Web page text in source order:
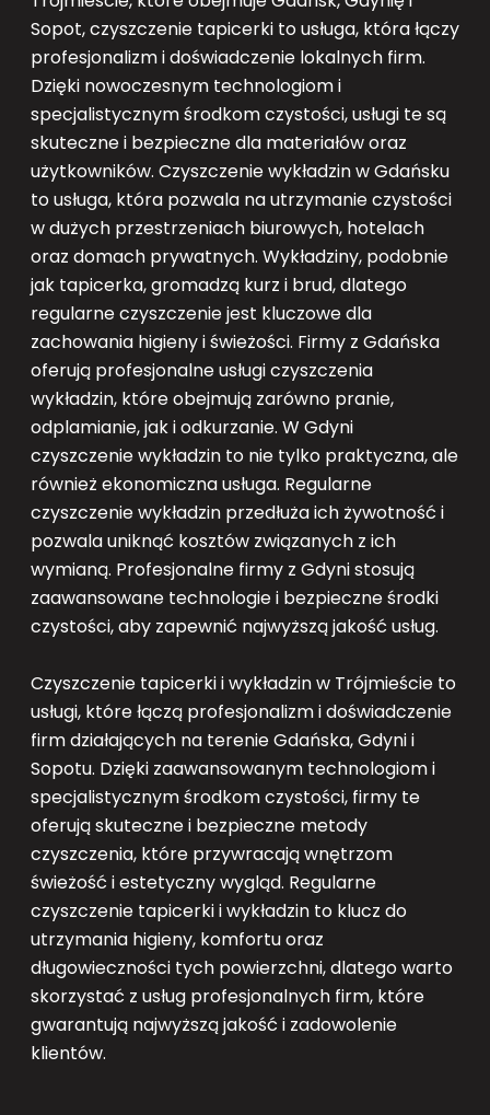
Sopot, czyszczenie tapicerki to usługa, która łączy
profesjonalizm i doświadczenie lokalnych firm.
Dzięki nowoczesnym technologiom i
specjalistycznym środkom czystości, usługi te są
skuteczne i bezpieczne dla materiałów oraz
użytkowników. Czyszczenie wykładzin w Gdańsku
to usługa, która pozwala na utrzymanie czystości
w dużych przestrzeniach biurowych, hotelach
oraz domach prywatnych. Wykładziny, podobnie
jak tapicerka, gromadzą kurz i brud, dlatego
regularne czyszczenie jest kluczowe dla
zachowania higieny i świeżości. Firmy z Gdańska
oferują profesjonalne usługi czyszczenia
wykładzin, które obejmują zarówno pranie,
odplamianie, jak i odkurzanie. W Gdyni
czyszczenie wykładzin to nie tylko praktyczna, ale
również ekonomiczna usługa. Regularne
czyszczenie wykładzin przedłuża ich żywotność i
pozwala uniknąć kosztów związanych z ich
wymianą. Profesjonalne firmy z Gdyni stosują
zaawansowane technologie i bezpieczne środki
czystości, aby zapewnić najwyższą jakość usług.
Czyszczenie tapicerki i wykładzin w Trójmieście to
usługi, które łączą profesjonalizm i doświadczenie
firm działających na terenie Gdańska, Gdyni i
Sopotu. Dzięki zaawansowanym technologiom i
specjalistycznym środkom czystości, firmy te
oferują skuteczne i bezpieczne metody
czyszczenia, które przywracają wnętrzom
świeżość i estetyczny wygląd. Regularne
czyszczenie tapicerki i wykładzin to klucz do
utrzymania higieny, komfortu oraz
długowieczności tych powierzchni, dlatego warto
skorzystać z usług profesjonalnych firm, które
gwarantują najwyższą jakość i zadowolenie
klientów.